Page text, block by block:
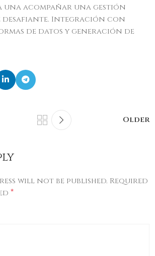
una acompañar una gestión
desafiante. Integración con
de datos y generación de
Older
will not be published. Required
*